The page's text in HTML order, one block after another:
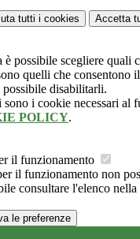
tutti i cookies Accetta
è possibile scegliere quali
quelli che consentono
disabilitarli.
sono i cookie necessari al
POLICY.
il funzionamento
il funzionamento non
consultare l'elenco
le preferenze